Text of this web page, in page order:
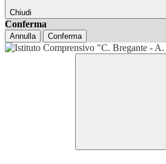
Chiudi
Conferma
Annulla Conferma